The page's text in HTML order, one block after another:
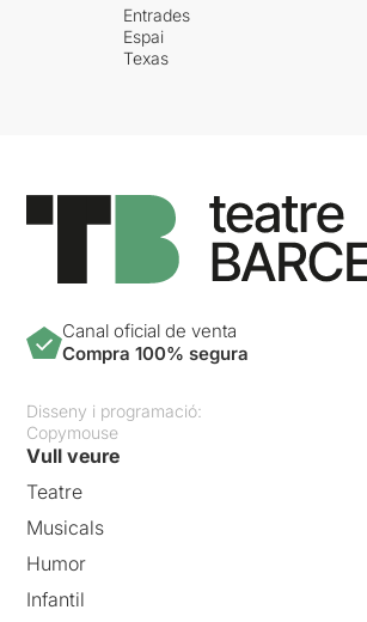
Entrades
Espai
Texas
Canal oficial de venta
Compra 100% segura
Disseny i programació:
Copymouse
Vull veure
Teatre
Musicals
Humor
Infantil